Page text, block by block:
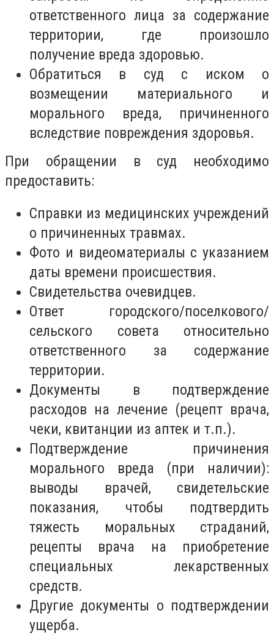
ответственного лица за содержание
территории, где произошло
получение вреда здоровью.
Обратиться в суд с иском о
возмещении материального и
морального вреда, причиненного
вследствие повреждения здоровья.
При обращении в суд необходимо
предоставить:
Справки из медицинских учреждений
о причиненных травмах.
Фото и видеоматериалы с указанием
даты времени происшествия.
Свидетельства очевидцев.
Ответ городского/поселкового/
сельского совета относительно
ответственного за содержание
территории.
Документы в подтверждение
расходов на лечение (рецепт врача,
чеки, квитанции из аптек и т.п.).
Подтверждение причинения
морального вреда (при наличии):
выводы врачей, свидетельские
показания, чтобы подтвердить
тяжесть моральных страданий,
рецепты врача на приобретение
специальных лекарственных
средств.
Другие документы о подтверждении
ущерба.